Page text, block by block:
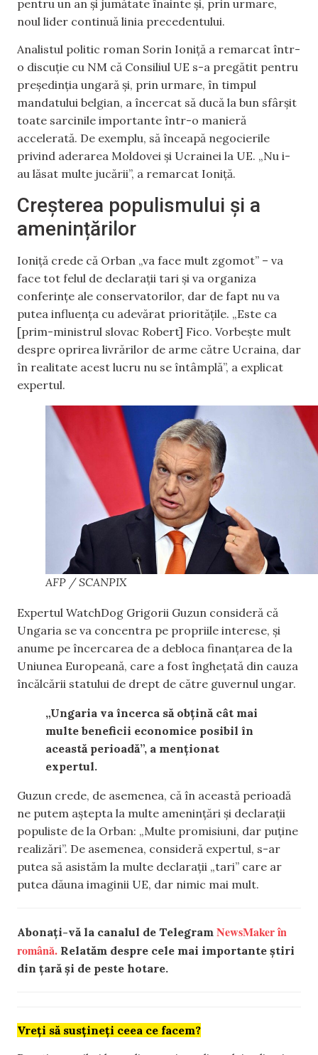
pentru un an și jumătate înainte și, prin urmare,
noul lider continuă linia precedentului.
Analistul politic roman Sorin Ioniță a remarcat într-
o discuție cu NM că Consiliul UE s-a pregătit pentru
președinția ungară și, prin urmare, în timpul
mandatului belgian, a încercat să ducă la bun sfârșit
toate sarcinile importante într-o manieră
accelerată. De exemplu, să înceapă negocierile
privind aderarea Moldovei și Ucrainei la UE. „Nu i-
au lăsat multe jucării”, a remarcat Ioniță.
Creșterea populismului și a
amenințărilor
Ioniță crede că Orban „va face mult zgomot” – va
face tot felul de declarații tari și va organiza
conferințe ale conservatorilor, dar de fapt nu va
putea influența cu adevărat prioritățile. „Este ca
[prim-ministrul slovac Robert] Fico. Vorbește mult
despre oprirea livrărilor de arme către Ucraina, dar
în realitate acest lucru nu se întâmplă”, a explicat
expertul.
AFP / SCANPIX
Expertul WatchDog Grigorii Guzun consideră că
Ungaria se va concentra pe propriile interese, și
anume pe încercarea de a debloca finanțarea de la
Uniunea Europeană, care a fost înghețată din cauza
încălcării statului de drept de către guvernul ungar.
„Ungaria va încerca să obțină cât mai
multe beneficii economice posibil în
această perioadă”, a menționat
expertul.
Guzun crede, de asemenea, că în această perioadă
ne putem aștepta la multe amenințări și declarații
populiste de la Orban: „Multe promisiuni, dar puține
realizări”. De asemenea, consideră expertul, s-ar
putea să asistăm la multe declarații „tari” care ar
putea dăuna imaginii UE, dar nimic mai mult.
Abonați-vă la canalul de Telegram NewsMaker în
română. Relatăm despre cele mai importante știri
din țară și de peste hotare.
Vreți să susțineți ceea ce facem?